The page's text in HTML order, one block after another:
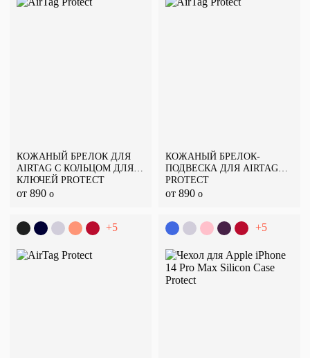
КОЖАНЫЙ БРЕЛОК ДЛЯ
AIRTAG С КОЛЬЦОМ ДЛЯ
КЛЮЧЕЙ PROTECT
от 890 o
КОЖАНЫЙ БРЕЛОК-
ПОДВЕСКА ДЛЯ AIRTAG
PROTECT
от 890 o
+5 +5